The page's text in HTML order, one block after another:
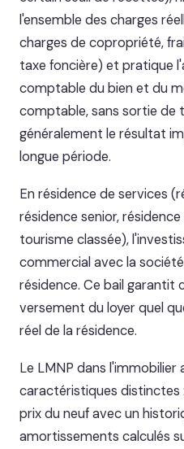
l'ensemble des charges
charges de copropriété,
taxe foncière) et pratique
comptable du bien et du
comptable, sans sortie de
généralement le résultat
longue période.
En résidence de services
résidence senior,
tourisme classée),
commercial avec la
résidence. Ce bail garantit
versement du loyer quel
réel de la résidence.
Le LMNP dans l'immobilier
caractéristiques distinctes
prix du neuf avec un
amortissements calculés